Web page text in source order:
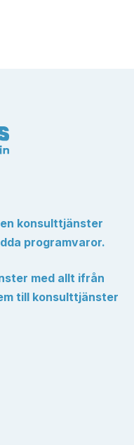
konsulttjänster
programvaror.
med allt ifrån
till konsulttjänster